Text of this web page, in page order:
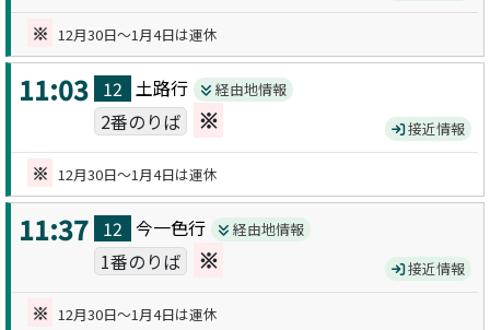
※ 12月30日～1月4日は運休
11:03 12 土路行 経由地情報
2番のりば ※ 接近情報
※ 12月30日～1月4日は運休
11:37 12 今一色行 経由地情報
1番のりば ※ 接近情報
※ 12月30日～1月4日は運休